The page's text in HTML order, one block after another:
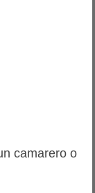
camarero o